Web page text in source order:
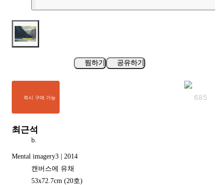
찜하기 공유하기
즉시 구매 가능 685
최근석
b.
Mental imagery3 | 2014
캔버스에 유채
53x72.7cm (20호)